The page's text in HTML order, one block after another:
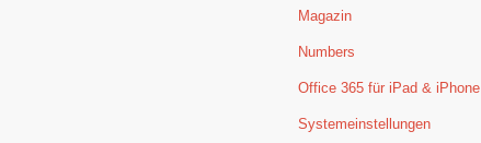
Magazin
Numbers
Office 365 für iPad & iPhone
Systemeinstellungen